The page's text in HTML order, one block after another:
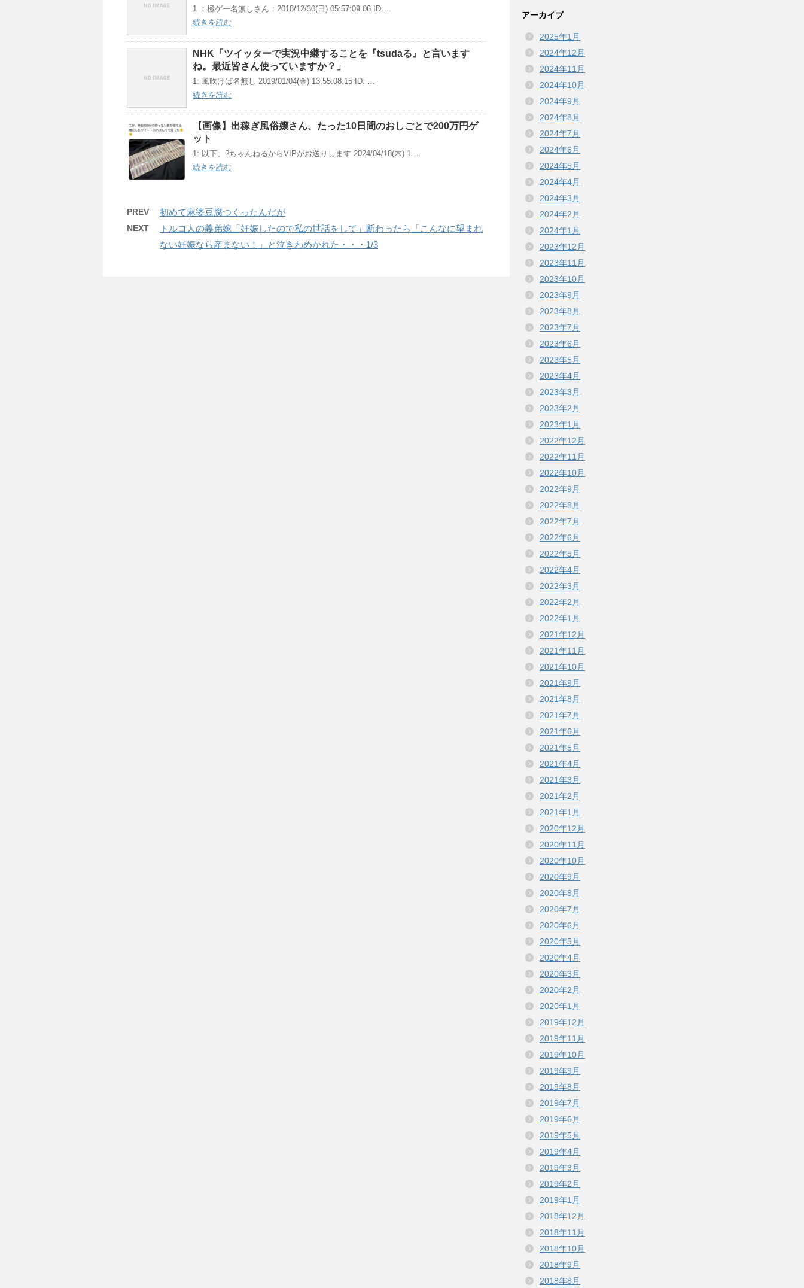
1 ：極ゲー名無しさん：2018/12/30(日) 05:57:09.06 ID …
続きを読む
NHK「ツイッターで実況中継することを『tsudaる』と言います
ね。最近皆さん使っていますか？」
1: 風吹けば名無し 2019/01/04(金) 13:55:08.15 ID: …
続きを読む
【画像】出稼ぎ風俗嬢さん、たった10日間のおしごとで200万円ゲ
ット
1: 以下、?ちゃんねるからVIPがお送りします 2024/04/18(木) 1 …
続きを読む
PREV 初めて麻婆豆腐つくったんだが
NEXT
トルコ人の義弟嫁「妊娠したので私の世話をして」断わったら「こんなに望まれ
ない妊娠なら産まない！」と泣きわめかれた・・・1/3
アーカイブ
2025年1月
2024年12月
2024年11月
2024年10月
2024年9月
2024年8月
2024年7月
2024年6月
2024年5月
2024年4月
2024年3月
2024年2月
2024年1月
2023年12月
2023年11月
2023年10月
2023年9月
2023年8月
2023年7月
2023年6月
2023年5月
2023年4月
2023年3月
2023年2月
2023年1月
2022年12月
2022年11月
2022年10月
2022年9月
2022年8月
2022年7月
2022年6月
2022年5月
2022年4月
2022年3月
2022年2月
2022年1月
2021年12月
2021年11月
2021年10月
2021年9月
2021年8月
2021年7月
2021年6月
2021年5月
2021年4月
2021年3月
2021年2月
2021年1月
2020年12月
2020年11月
2020年10月
2020年9月
2020年8月
2020年7月
2020年6月
2020年5月
2020年4月
2020年3月
2020年2月
2020年1月
2019年12月
2019年11月
2019年10月
2019年9月
2019年8月
2019年7月
2019年6月
2019年5月
2019年4月
2019年3月
2019年2月
2019年1月
2018年12月
2018年11月
2018年10月
2018年9月
2018年8月